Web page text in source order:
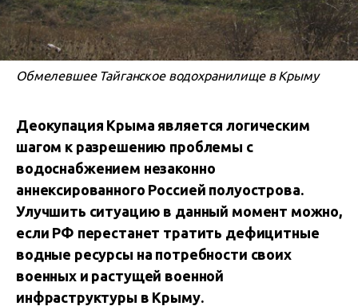
Обмелевшее Тайганское водохранилище в Крыму
Деокупация Крыма является логическим
шагом к разрешению проблемы с
водоснабжением незаконно
аннексированного Россией полуострова.
Улучшить ситуацию в данный момент можно,
если РФ перестанет тратить дефицитные
водные ресурсы на потребности своих
военных и растущей военной
инфраструктуры в Крыму.